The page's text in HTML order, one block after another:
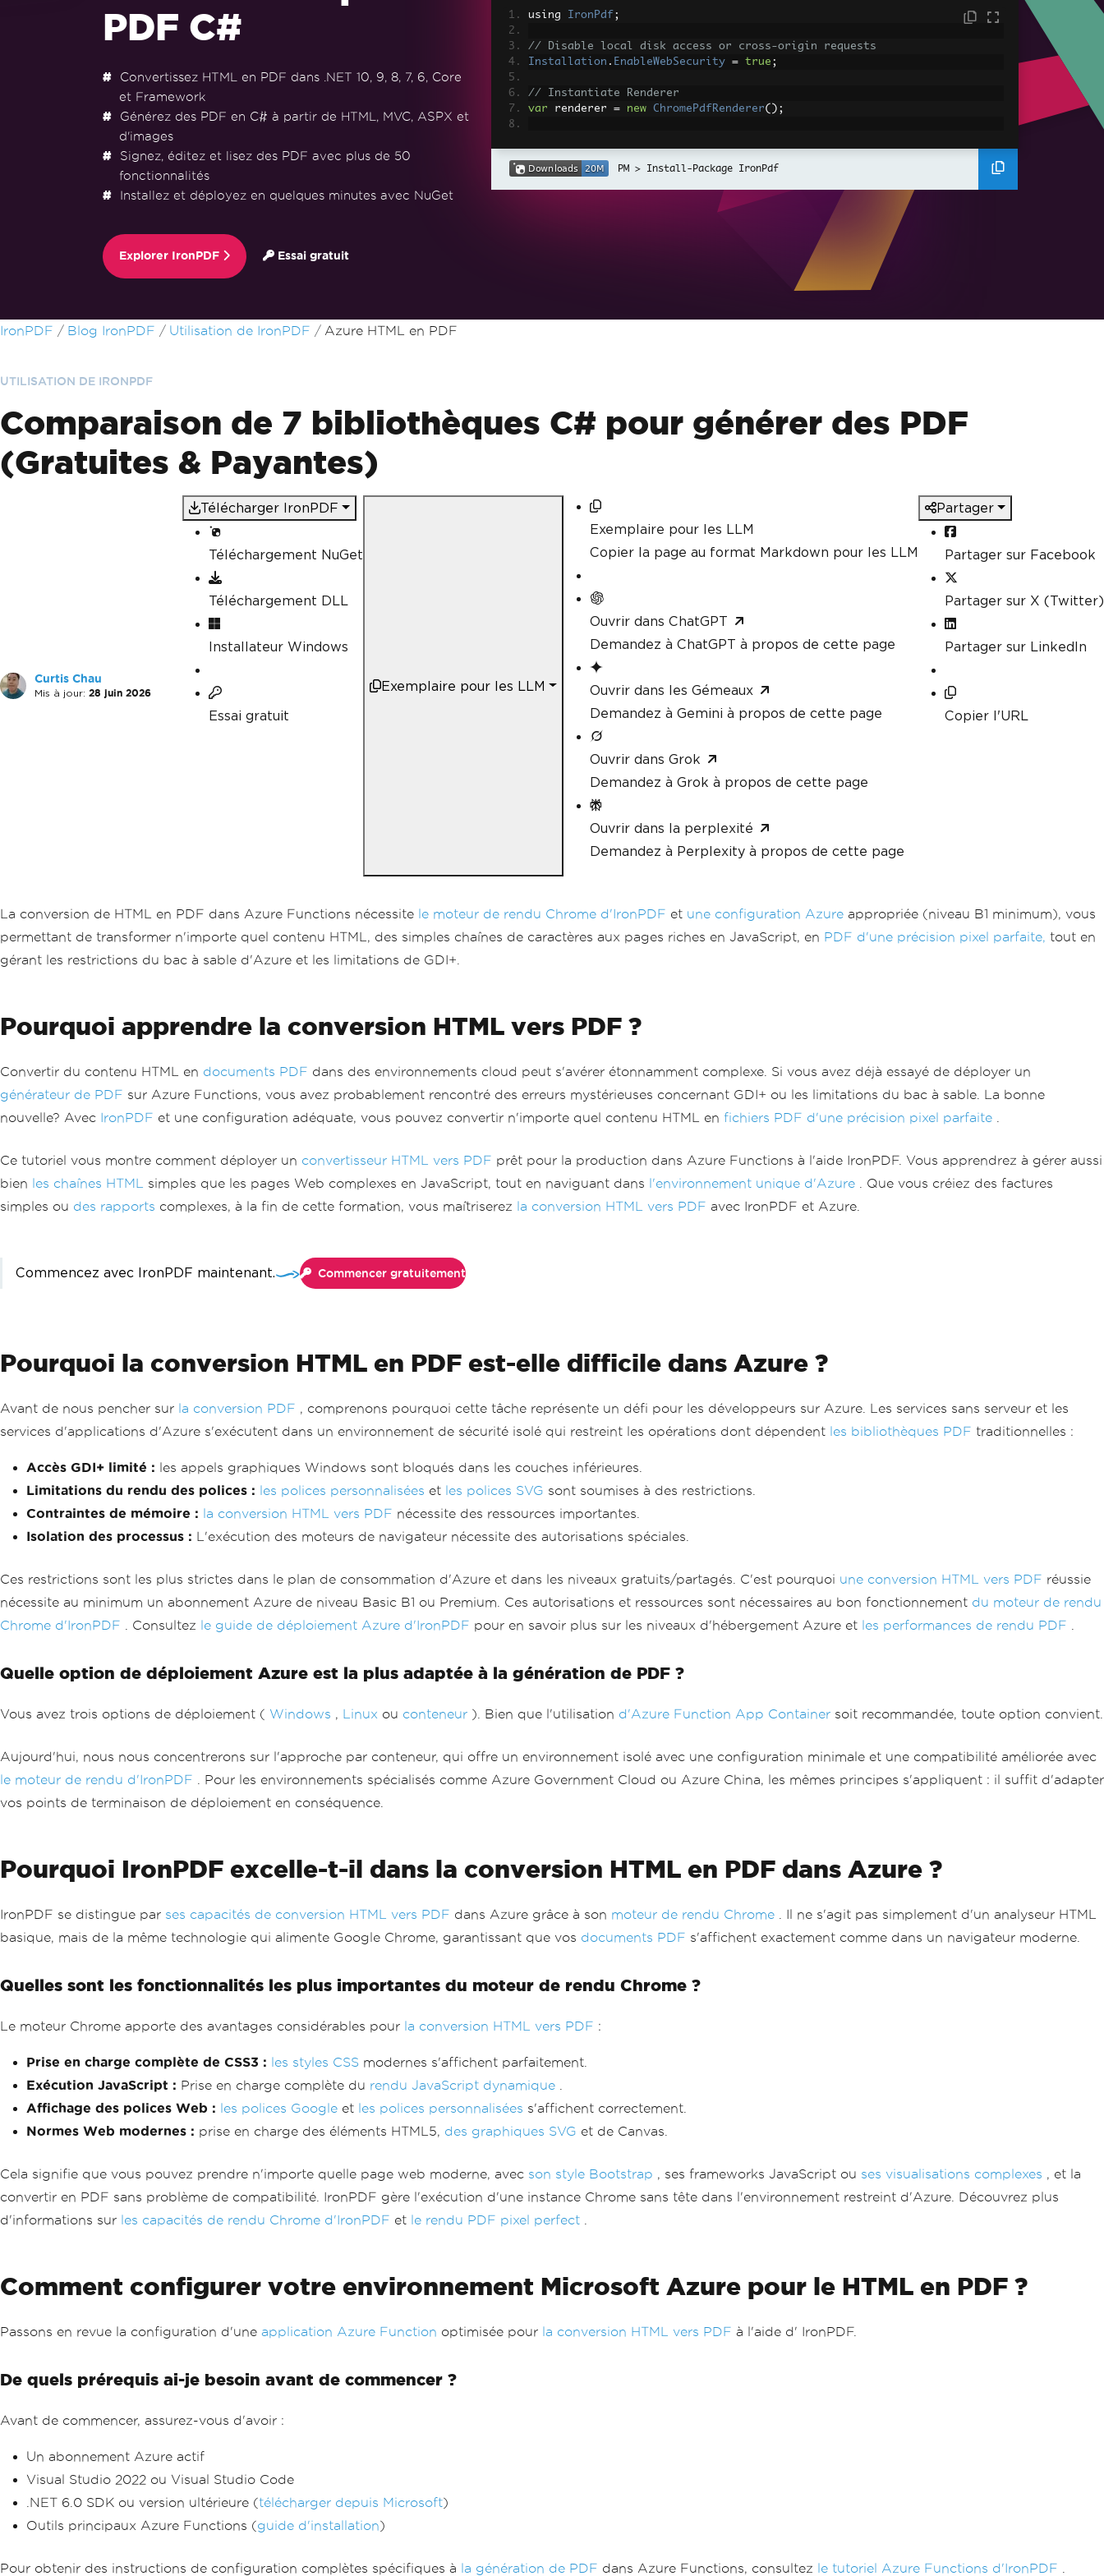
PDF C#
Convertissez HTML en PDF dans .NET 10, 9, 8, 7, 6, Core
et Framework
Générez des PDF en C# à partir de HTML, MVC, ASPX et
d'images
Signez, éditez et lisez des PDF avec plus de 50
fonctionnalités
Installez et déployez en quelques minutes avec NuGet
Explorer IronPDF Essai gratuit
using IronPdf ;
// Disable local disk access or cross-origin requests
Installation . EnableWebSecurity = true ;
// Instantiate Renderer
var renderer = new ChromePdfRenderer();
// Load external html assets: Images, CSS and JavaScript.
// An optional BasePath 'C:\site\assets\' is set as the file location to
Install-Package IronPdf
Passer au contenu du pied de page
IronPDF Blog IronPDF Utilisation de IronPDF Azure HTML en PDF
UTILISATION DE IRONPDF
Comparaison de 7 bibliothèques C# pour générer des PDF
(Gratuites & Payantes)
Curtis Chau
Mis à jour: 28 juin 2026
Télécharger IronPDF
Téléchargement NuGet
Téléchargement DLL
Installateur Windows
Essai gratuit
Exemplaire pour les LLM
Exemplaire pour les LLM
Copier la page au format Markdown pour les LLM
Ouvrir dans ChatGPT
Demandez à ChatGPT à propos de cette page
Ouvrir dans les Gémeaux
Demandez à Gemini à propos de cette page
Ouvrir dans Grok
Demandez à Grok à propos de cette page
Ouvrir dans la perplexité
Demandez à Perplexity à propos de cette page
Partager
Partager sur Facebook
Partager sur X (Twitter)
Partager sur LinkedIn
Copier l'URL
La conversion de HTML en PDF dans Azure Functions nécessite le moteur de rendu Chrome d'IronPDF et une configuration Azure appropriée (niveau B1 minimum), vous
permettant de transformer n'importe quel contenu HTML, des simples chaînes de caractères aux pages riches en JavaScript, en PDF d'une précision pixel parfaite, tout en
gérant les restrictions du bac à sable d'Azure et les limitations de GDI+.
Pourquoi apprendre la conversion HTML vers PDF ?
Convertir du contenu HTML en documents PDF dans des environnements cloud peut s'avérer étonnamment complexe. Si vous avez déjà essayé de déployer un
générateur de PDF sur Azure Functions, vous avez probablement rencontré des erreurs mystérieuses concernant GDI+ ou les limitations du bac à sable. La bonne
nouvelle? Avec IronPDF et une configuration adéquate, vous pouvez convertir n'importe quel contenu HTML en fichiers PDF d'une précision pixel parfaite
Ce tutoriel vous montre comment déployer un convertisseur HTML vers PDF prêt pour la production dans Azure Functions à l'aide IronPDF. Vous apprendrez à gérer aussi
bien les chaînes HTML simples que les pages Web complexes en JavaScript, tout en naviguant dans l'environnement unique d'Azure . Que vous créiez des factures
simples ou des rapports complexes, à la fin de cette formation, vous maîtriserez la conversion HTML vers PDF avec IronPDF et Azure.
Commencez avec IronPDF maintenant. Commencer gratuitement
Pourquoi la conversion HTML en PDF est-elle difficile dans Azure ?
Avant de nous pencher sur la conversion PDF , comprenons pourquoi cette tâche représente un défi pour les développeurs sur Azure. Les services sans serveur et les
services d'applications d'Azure s'exécutent dans un environnement de sécurité isolé qui restreint les opérations dont dépendent les bibliothèques PDF traditionnelles :
Accès GDI+ limité : les appels graphiques Windows sont bloqués dans les couches inférieures.
Limitations du rendu des polices : les polices personnalisées et les polices SVG sont soumises à des restrictions.
Contraintes de mémoire : la conversion HTML vers PDF nécessite des ressources importantes.
Isolation des processus : L'exécution des moteurs de navigateur nécessite des autorisations spéciales.
Ces restrictions sont les plus strictes dans le plan de consommation d'Azure et dans les niveaux gratuits/partagés. C'est pourquoi une conversion HTML vers PDF réussie
nécessite au minimum un abonnement Azure de niveau Basic B1 ou Premium. Ces autorisations et ressources sont nécessaires au bon fonctionnement du moteur de rendu
Chrome d'IronPDF . Consultez le guide de déploiement Azure d'IronPDF pour en savoir plus sur les niveaux d'hébergement Azure et les performances de rendu PDF
Quelle option de déploiement Azure est la plus adaptée à la génération de PDF ?
Vous avez trois options de déploiement ( Windows , Linux ou conteneur ). Bien que l'utilisation d'Azure Function App Container soit recommandée, toute option convient.
Aujourd'hui, nous nous concentrerons sur l'approche par conteneur, qui offre un environnement isolé avec une configuration minimale et une compatibilité améliorée avec
le moteur de rendu d'IronPDF . Pour les environnements spécialisés comme Azure Government Cloud ou Azure China, les mêmes principes s'appliquent : il suffit d'adapter
vos points de terminaison de déploiement en conséquence.
Pourquoi IronPDF excelle-t-il dans la conversion HTML en PDF dans Azure ?
IronPDF se distingue par ses capacités de conversion HTML vers PDF dans Azure grâce à son moteur de rendu Chrome . Il ne s'agit pas simplement d'un analyseur HTML
basique, mais de la même technologie qui alimente Google Chrome, garantissant que vos documents PDF s'affichent exactement comme dans un navigateur moderne.
Quelles sont les fonctionnalités les plus importantes du moteur de rendu Chrome ?
Le moteur Chrome apporte des avantages considérables pour la conversion HTML vers PDF :
Prise en charge complète de CSS3 : les styles CSS modernes s'affichent parfaitement.
Exécution JavaScript : Prise en charge complète du rendu JavaScript dynamique
Affichage des polices Web : les polices Google et les polices personnalisées s'affichent correctement.
Normes Web modernes : prise en charge des éléments HTML5, des graphiques SVG et de Canvas.
Cela signifie que vous pouvez prendre n'importe quelle page web moderne, avec son style Bootstrap , ses frameworks JavaScript ou ses visualisations complexes , et la
convertir en PDF sans problème de compatibilité. IronPDF gère l'exécution d'une instance Chrome sans tête dans l'environnement restreint d'Azure. Découvrez plus
d'informations sur les capacités de rendu Chrome d'IronPDF et le rendu PDF pixel perfect
Comment configurer votre environnement Microsoft Azure pour le HTML en PDF ?
Passons en revue la configuration d'une application Azure Function optimisée pour la conversion HTML vers PDF à l'aide d' IronPDF.
De quels prérequis ai-je besoin avant de commencer ?
Avant de commencer, assurez-vous d'avoir :
Un abonnement Azure actif
Visual Studio 2022 ou Visual Studio Code
.NET 6.0 SDK ou version ultérieure (télécharger depuis Microsoft)
Outils principaux Azure Functions (guide d'installation)
Pour obtenir des instructions de configuration complètes spécifiques à la génération de PDF dans Azure Functions, consultez le tutoriel Azure Functions d'IronPDF